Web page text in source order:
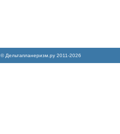
© Дельтапланеризм.ру 2011-2026